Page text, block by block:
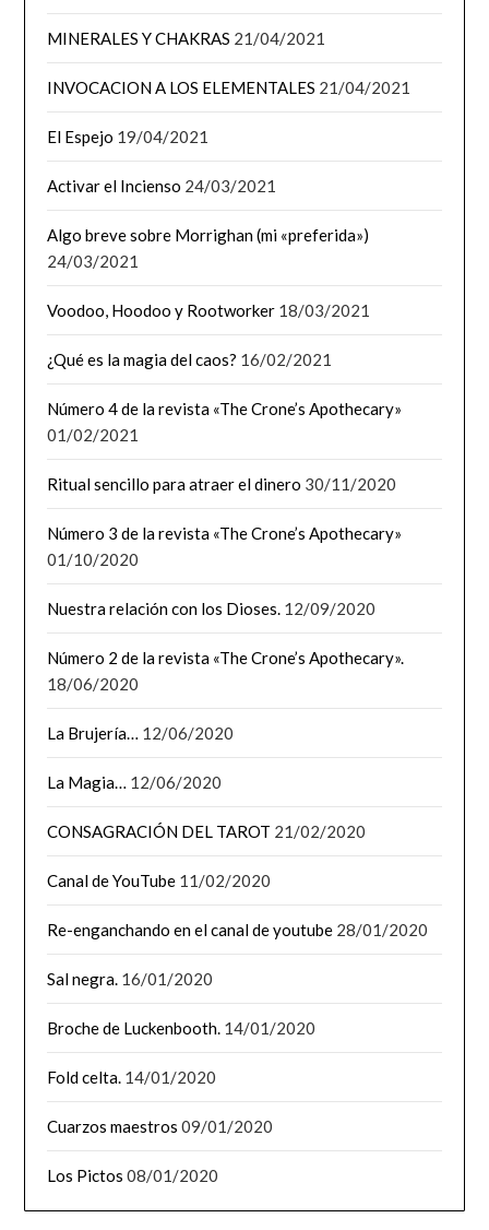
MINERALES Y CHAKRAS 21/04/2021
INVOCACION A LOS ELEMENTALES 21/04/2021
El Espejo 19/04/2021
Activar el Incienso 24/03/2021
Algo breve sobre Morrighan (mi «preferida»)
24/03/2021
Voodoo, Hoodoo y Rootworker 18/03/2021
¿Qué es la magia del caos? 16/02/2021
Número 4 de la revista «The Crone’s Apothecary»
01/02/2021
Ritual sencillo para atraer el dinero 30/11/2020
Número 3 de la revista «The Crone’s Apothecary»
01/10/2020
Nuestra relación con los Dioses. 12/09/2020
Número 2 de la revista «The Crone’s Apothecary».
18/06/2020
La Brujería… 12/06/2020
La Magia… 12/06/2020
CONSAGRACIÓN DEL TAROT 21/02/2020
Canal de YouTube 11/02/2020
Re-enganchando en el canal de youtube 28/01/2020
Sal negra. 16/01/2020
Broche de Luckenbooth. 14/01/2020
Fold celta. 14/01/2020
Cuarzos maestros 09/01/2020
Los Pictos 08/01/2020